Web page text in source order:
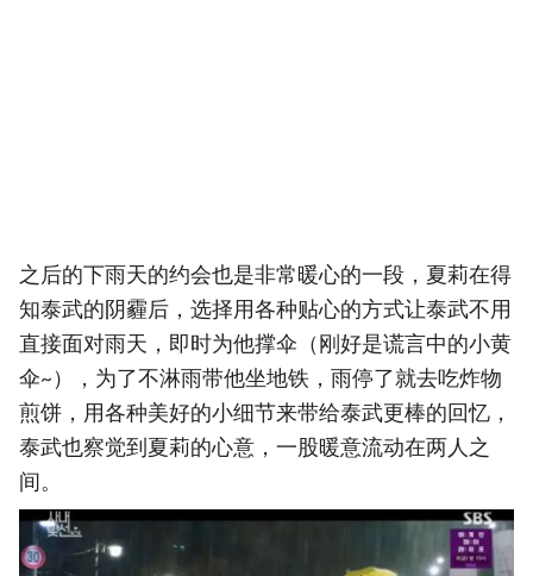
之后的下雨天的约会也是非常暖心的一段，夏莉在得
知泰武的阴霾后，选择用各种贴心的方式让泰武不用
直接面对雨天，即时为他撑伞（刚好是谎言中的小黄
伞~），为了不淋雨带他坐地铁，雨停了就去吃炸物
煎饼，用各种美好的小细节来带给泰武更棒的回忆，
泰武也察觉到夏莉的心意，一股暖意流动在两人之
间。